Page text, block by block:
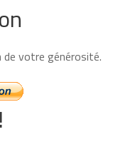
de votre générosité.